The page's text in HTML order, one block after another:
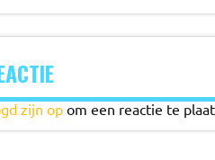
zijn opom een reactie te